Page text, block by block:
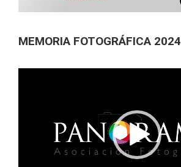
MEMORIA FOTOGRÁFICA 2024